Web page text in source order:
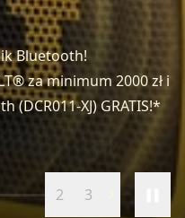
Bluetooth!
za minimum 2000 zł i
(DCR011-XJ) GRATIS!*
2 3